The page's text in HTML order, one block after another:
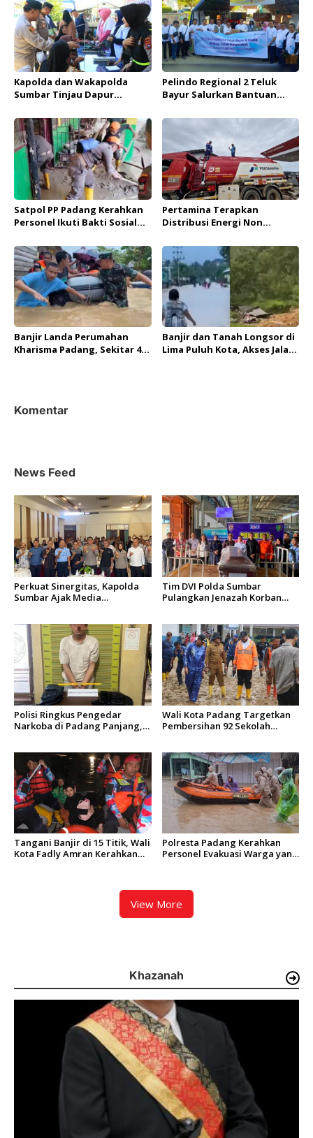
Kapolda dan Wakapolda
Sumbar Tinjau Dapur
Kesehatan Penanganan
Bencana di Pessel
Pelindo Regional 2 Teluk
Bayur Salurkan Bantuan
Pessel
Satpol PP Padang Kerahkan
Personel Ikuti Bakti Sosial
Banjir di Pessel
Pertamina Terapkan
Distribusi Energi Non
Kebutuhan Energi Pasca
Banjir di Pesisir Selatan
Banjir Landa Perumahan
Kharisma Padang, Sekitar 40
Banjir dan Tanah Longsor di
Lima Puluh Kota, Akses Jalan
Komentar
News Feed
Perkuat Sinergitas, Kapolda
Sumbar Ajak Media
Tim DVI Polda Sumbar
Pulangkan Jenazah Korban
Polisi Ringkus Pengedar
Narkoba di Padang Panjang,
Wali Kota Padang Targetkan
Pembersihan 92 Sekolah
Tangani Banjir di 15 Titik, Wali
Kota Fadly Amran Kerahkan
Polresta Padang Kerahkan
Personel Evakuasi Warga yang
View More
Khazanah